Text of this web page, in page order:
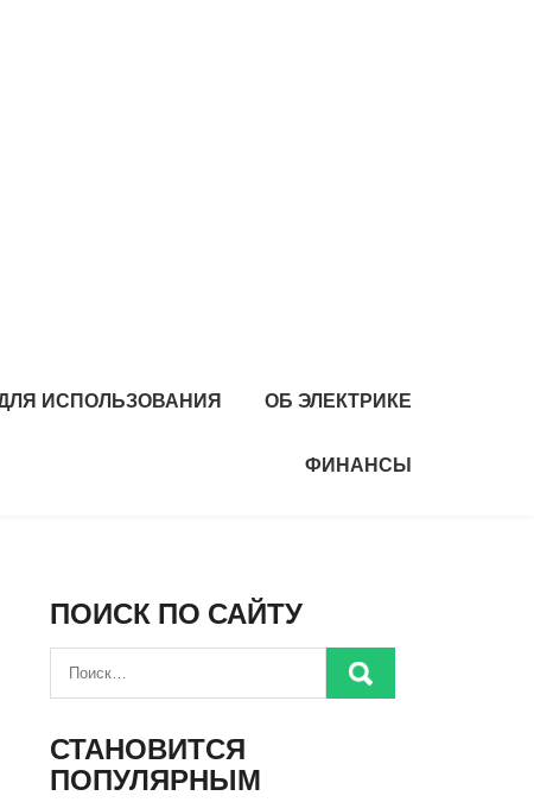
ИСПОЛЬЗОВАНИЯ ОБ ЭЛЕКТРИКЕ
ФИНАНСЫ
ПОИСК ПО САЙТУ
СТАНОВИТСЯ
ПОПУЛЯРНЫМ